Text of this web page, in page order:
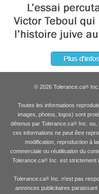
© 2026 Tolerance.ca®Inc.
Toutes les informations
images, photos, logos) sont
détenus par Tolerance.ca® Inc.
ces informations ne peut être
modification, reproduction à
commerciale ou réutilisation du
Tolerance.ca® Inc. est strictement
Tolerance.ca® Inc. n'est pas
annonces publicitaires